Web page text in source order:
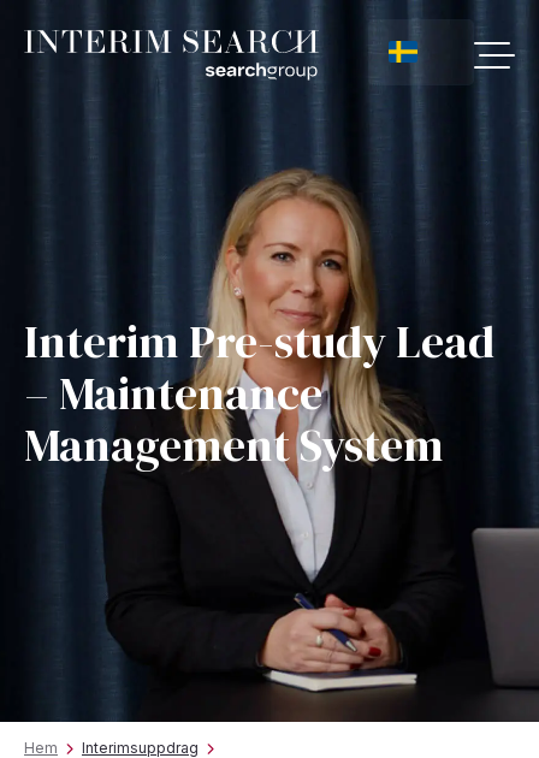
Interim Pre-study Lead
– Maintenance
Management System
Hem
Interimsuppdrag